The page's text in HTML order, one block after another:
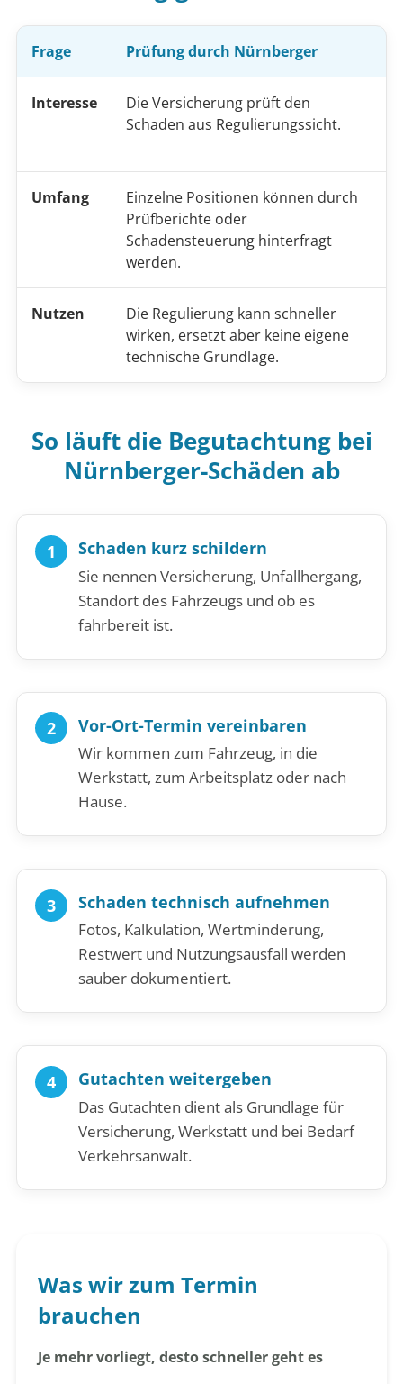
Frage Prüfung durch Nürnberger
Interesse
Die Versicherung prüft den
Schaden aus Regulierungssicht.
Umfang
Einzelne Positionen können durch
Prüfberichte oder
Schadensteuerung hinterfragt
werden.
Nutzen
Die Regulierung kann schneller
wirken, ersetzt aber keine eigene
technische Grundlage.
So läuft die Begutachtung bei
Nürnberger-Schäden ab
Schaden kurz schildern
Sie nennen Versicherung, Unfallhergang,
Standort des Fahrzeugs und ob es
fahrbereit ist.
Vor-Ort-Termin vereinbaren
Wir kommen zum Fahrzeug, in die
Werkstatt, zum Arbeitsplatz oder nach
Hause.
Schaden technisch aufnehmen
Fotos, Kalkulation, Wertminderung,
Restwert und Nutzungsausfall werden
sauber dokumentiert.
Gutachten weitergeben
Das Gutachten dient als Grundlage für
Versicherung, Werkstatt und bei Bedarf
Verkehrsanwalt.
Was wir zum Termin
brauchen
Je mehr vorliegt, desto schneller geht es